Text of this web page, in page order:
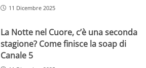
11 Dicembre 2025
La Notte nel Cuore, c’è una seconda
stagione? Come finisce la soap di
Canale 5